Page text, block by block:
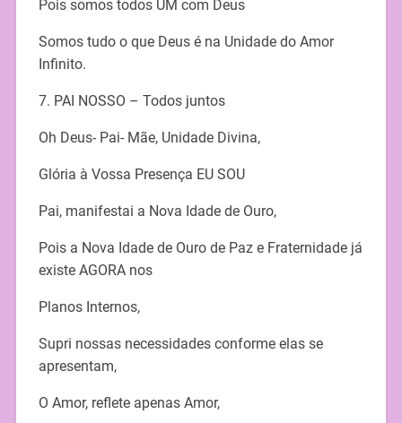
Pois somos todos UM com Deus
Somos tudo o que Deus é na Unidade do Amor
Infinito.
7. PAI NOSSO – Todos juntos
Oh Deus- Pai- Mãe, Unidade Divina,
Glória à Vossa Presença EU SOU
Pai, manifestai a Nova Idade de Ouro,
Pois a Nova Idade de Ouro de Paz e Fraternidade já
existe AGORA nos
Planos Internos,
Supri nossas necessidades conforme elas se
apresentam,
O Amor, reflete apenas Amor,